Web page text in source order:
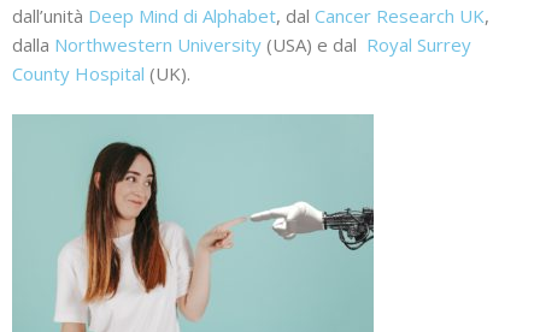
dall’unità Deep Mind di Alphabet, dal Cancer Research UK,
dalla Northwestern University (USA) e dal Royal Surrey
County Hospital (UK).